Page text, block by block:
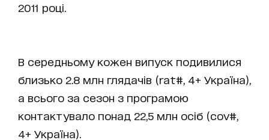
2011 році.
В середньому кожен випуск подивилися
близько 2.8 млн глядачів (rat#, 4+ Україна),
а всього за сезон з програмою
контактувало понад 22,5 млн осіб (cov#,
4+ Україна).